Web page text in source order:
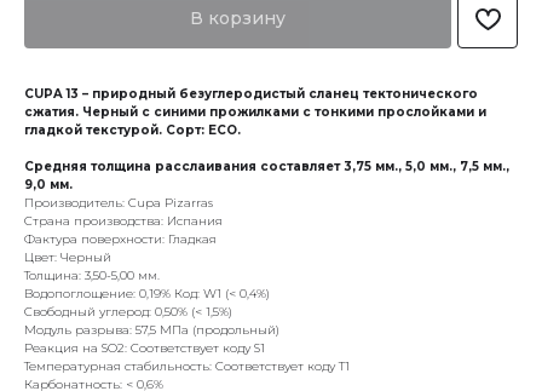
В корзину
CUPA 13 – природный безуглеродистый сланец тектонического
сжатия. Черный с синими прожилками с тонкими прослойками и
гладкой текстурой. Сорт: ECO.
Средняя толщина расслаивания составляет 3,75 мм., 5,0 мм., 7,5 мм.,
9,0 мм.
Производитель: Cupa Pizarras
Страна производства: Испания
Фактура поверхности: Гладкая
Цвет: Черный
Толщина: 3,50-5,00 мм.
Водопоглощение: 0,19% Код: W1 (< 0,4%)
Свободный углерод: 0,50% (< 1,5%)
Модуль разрыва: 57,5 МПа (продольный)
Реакция на SO2: Соответствует коду S1
Температурная стабильность: Соответствует коду T1
Карбонатность: < 0,6%